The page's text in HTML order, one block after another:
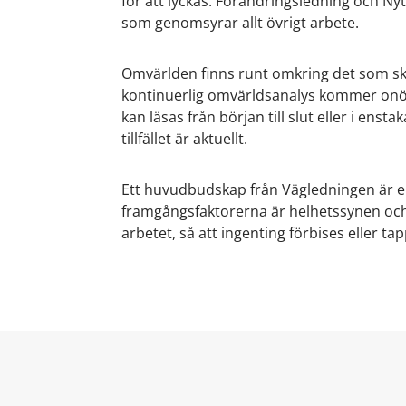
som genomsyrar allt övrigt arbete.
Omvärlden finns runt omkring det som
kontinuerlig omvärldsanalys kommer
kan läsas från början till slut eller i
tillfället är aktuellt.
Ett huvudbudskap från Vägledningen är
framgångsfaktorerna är helhetssynen
arbetet, så att ingenting förbises eller